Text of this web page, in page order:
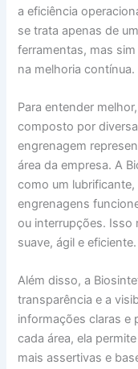
a eficiência
se trata apenas de
ferramentas, mas
na melhoria contínua.
Para entender
composto por
engrenagem
área da empresa. A
como um
engrenagens
ou interrupções. Isso
suave, ágil e eficiente.
Além disso, a
transparência e a
informações claras e
cada área, ela
mais assertivas e